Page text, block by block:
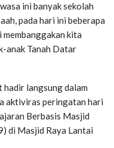
ini banyak sekolah
pada hari ini beberapa
kita
anak Tanah Datar
langsung dalam
aktiviras peringatan hari
Berbasis Masjid
di Masjid Raya Lantai